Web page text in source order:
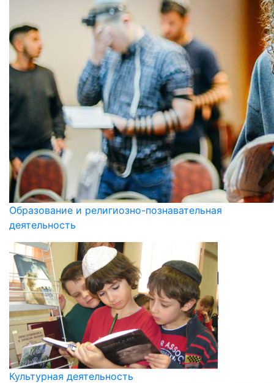
Образование и религиозно-познавательная
деятельность
Культурная деятельность